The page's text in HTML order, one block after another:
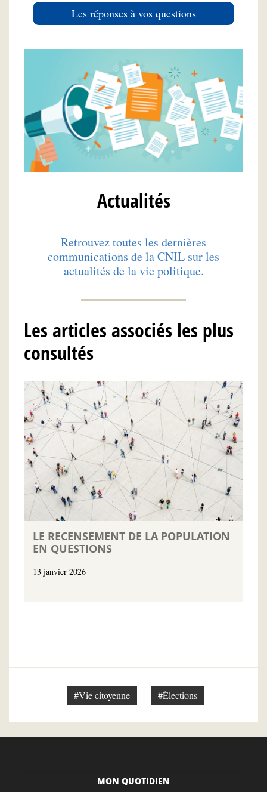
Les réponses à vos questions
Actualités
Retrouvez toutes les dernières
communications de la CNIL sur les
actualités de la vie politique.
Les articles associés les plus
consultés
LE RECENSEMENT DE LA POPULATION
EN QUESTIONS
13 janvier 2026
#Vie citoyenne #Élections
MON QUOTIDIEN